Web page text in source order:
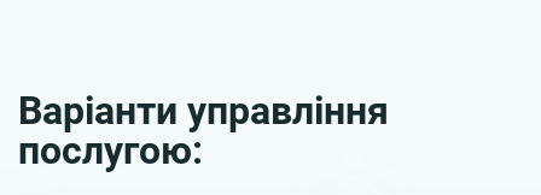
Варіанти управління
послугою: